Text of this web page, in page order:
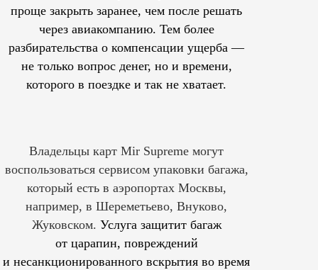
проще закрыть заранее, чем после решать
через авиакомпанию. Тем более
разбирательства о компенсации ущерба —
не только вопрос денег, но и времени,
которого в поездке и так не хватает.
Владельцы карт Mir Supreme могут
воспользоваться сервисом упаковки багажа,
который есть в аэропортах Москвы,
например, в Шереметьево, Внуково,
Жуковском. Услуга защитит багаж
от царапин, повреждений
и несанкционированного вскрытия во время